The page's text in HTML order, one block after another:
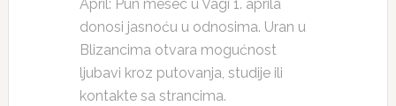
April: Pun mesec u Vagi 1. aprila
donosi jasnoću u odnosima. Uran u
Blizancima otvara mogućnost
ljubavi kroz putovanja, studije ili
kontakte sa strancima.